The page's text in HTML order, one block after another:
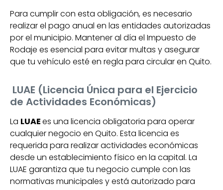
Para cumplir con esta obligación, es necesario
realizar el pago anual en las entidades autorizadas
por el municipio. Mantener al día el Impuesto de
Rodaje es esencial para evitar multas y asegurar
que tu vehículo esté en regla para circular en Quito.
LUAE (Licencia Única para el Ejercicio
de Actividades Económicas)
La LUAEes una licencia obligatoria para operar
cualquier negocio en Quito. Esta licencia es
requerida para realizar actividades económicas
desde un establecimiento físico en la capital. La
LUAE garantiza que tu negocio cumple con las
normativas municipales y está autorizado para